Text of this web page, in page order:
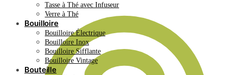
Tasse à Thé avec Infuseur
Verre à Thé
Bouilloire
Bouilloire Électrique
Bouilloire Inox
Bouilloire Sifflante
Bouilloire Vintage
Bouteille